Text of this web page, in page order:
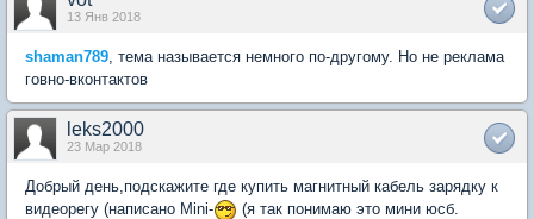
13 Янв 2018
shaman789, тема называется немного по-другому. Но не реклама
говно-вконтактов
leks2000
23 Мар 2018
Добрый день,подскажите где купить магнитный кабель зарядку к
видеорегу (написано Mini-
(я так понимаю это мини юсб.